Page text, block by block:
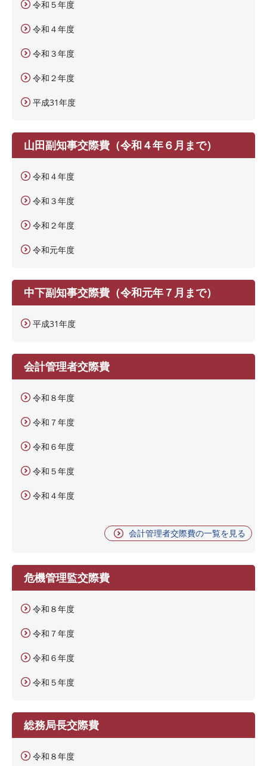
令和５年度
令和４年度
令和３年度
令和２年度
平成31年度
山田副知事交際費（令和４年６月まで）
令和４年度
令和３年度
令和２年度
令和元年度
中下副知事交際費（令和元年７月まで）
平成31年度
会計管理者交際費
令和８年度
令和７年度
令和６年度
令和５年度
令和４年度
会計管理者交際費の一覧を見る
危機管理監交際費
令和８年度
令和７年度
令和６年度
令和５年度
総務局長交際費
令和８年度